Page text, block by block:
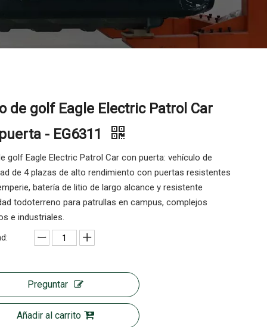
de golf Eagle Electric Patrol Car
- EG6311
golf Eagle Electric Patrol Car con puerta: vehículo de
de 4 plazas de alto rendimiento con puertas resistentes
batería de litio de largo alcance y resistente
todoterreno para patrullas en campus, complejos
e industriales.
Preguntar
Añadir al carrito